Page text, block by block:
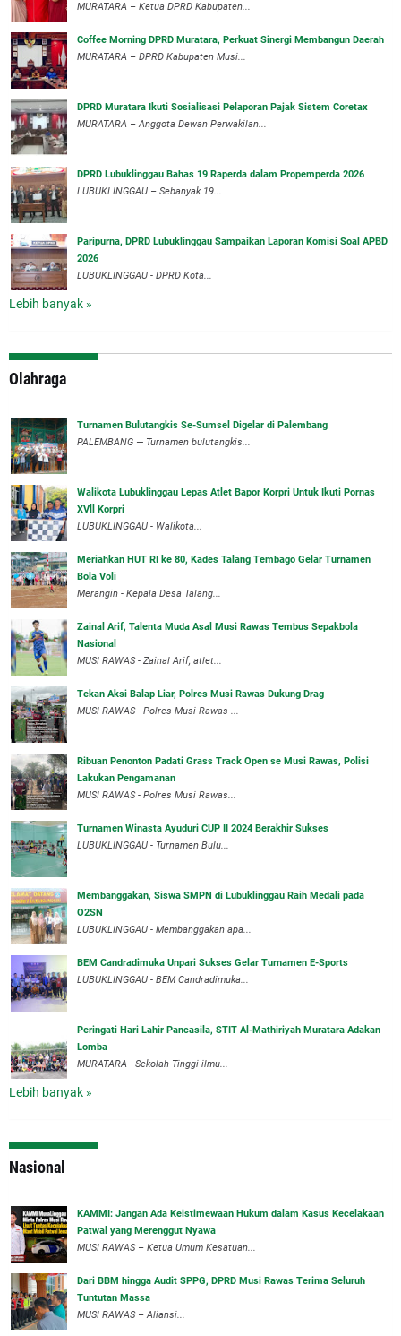
MURATARA – Ketua DPRD Kabupaten...
Coffee Morning DPRD Muratara, Perkuat Sinergi Membangun Daerah
MURATARA – DPRD Kabupaten Musi...
DPRD Muratara Ikuti Sosialisasi Pelaporan Pajak Sistem Coretax
MURATARA – Anggota Dewan Perwakilan...
DPRD Lubuklinggau Bahas 19 Raperda dalam Propemperda 2026
LUBUKLINGGAU – Sebanyak 19...
Paripurna, DPRD Lubuklinggau Sampaikan Laporan Komisi Soal APBD
2026
LUBUKLINGGAU - DPRD Kota...
Lebih banyak »
Olahraga
Turnamen Bulutangkis Se-Sumsel Digelar di Palembang
PALEMBANG — Turnamen bulutangkis...
Walikota Lubuklinggau Lepas Atlet Bapor Korpri Untuk Ikuti Pornas
XVll Korpri
LUBUKLINGGAU - Walikota...
Meriahkan HUT RI ke 80, Kades Talang Tembago Gelar Turnamen
Bola Voli
Merangin - Kepala Desa Talang...
Zainal Arif, Talenta Muda Asal Musi Rawas Tembus Sepakbola
Nasional
MUSI RAWAS - Zainal Arif, atlet...
Tekan Aksi Balap Liar, Polres Musi Rawas Dukung Drag
MUSI RAWAS - Polres Musi Rawas ...
Ribuan Penonton Padati Grass Track Open se Musi Rawas, Polisi
Lakukan Pengamanan
MUSI RAWAS - Polres Musi Rawas...
Turnamen Winasta Ayuduri CUP II 2024 Berakhir Sukses
LUBUKLINGGAU - Turnamen Bulu...
Membanggakan, Siswa SMPN di Lubuklinggau Raih Medali pada
O2SN
LUBUKLINGGAU - Membanggakan apa...
BEM Candradimuka Unpari Sukses Gelar Turnamen E-Sports
LUBUKLINGGAU - BEM Candradimuka...
Peringati Hari Lahir Pancasila, STIT Al-Mathiriyah Muratara Adakan
Lomba
MURATARA - Sekolah Tinggi ilmu...
Lebih banyak »
Nasional
‎KAMMI: Jangan Ada Keistimewaan Hukum dalam Kasus Kecelakaan
Patwal yang Merenggut Nyawa
‎MUSI RAWAS – Ketua Umum Kesatuan...
Dari BBM hingga Audit SPPG, DPRD Musi Rawas Terima Seluruh
Tuntutan Massa
MUSI RAWAS – Aliansi...